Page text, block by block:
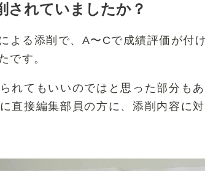
れていましたか？
よる添削で、A〜Cで成績評価が付
です。
れてもいいのではと思った部分も
直接編集部員の方に、添削内容に